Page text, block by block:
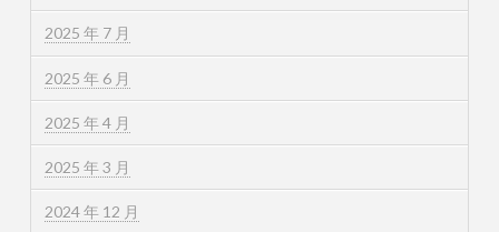
2025 年 7 月
2025 年 6 月
2025 年 4 月
2025 年 3 月
2024 年 12 月